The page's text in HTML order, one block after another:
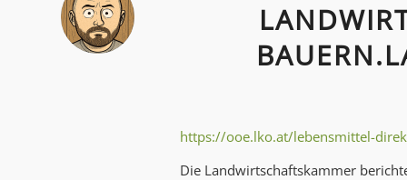
https://ooe.lko.at/lebensmittel-
Die Landwirtschaftskammer